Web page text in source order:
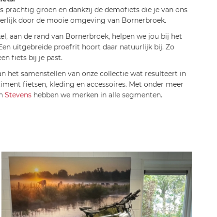
prachtig groen en dankzij de demofiets die je van ons
door de mooie omgeving van Bornerbroek.
aan de rand van Bornerbroek, helpen we jou bij het
uitgebreide proefrit hoort daar natuurlijk bij. Zo
fiets bij je past.
het samenstellen van onze collectie wat resulteert in
fietsen, kleding en accessoires. Met onder meer
Stevens hebben we merken in alle segmenten.